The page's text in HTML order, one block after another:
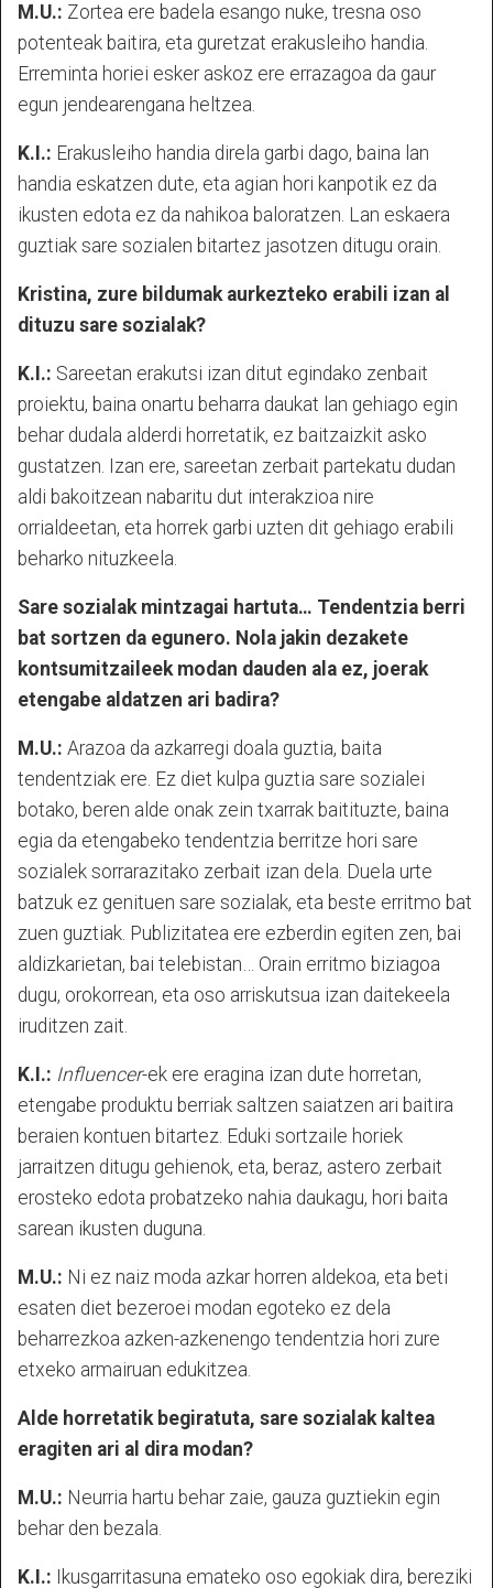
M.U.: Zortea ere badela esango nuke, tresna oso
potenteak baitira, eta guretzat erakusleiho handia.
Erreminta horiei esker askoz ere errazagoa da gaur
egun jendearengana heltzea.
K.I.: Erakusleiho handia direla garbi dago, baina lan
handia eskatzen dute, eta agian hori kanpotik ez da
ikusten edota ez da nahikoa baloratzen. Lan eskaera
guztiak sare sozialen bitartez jasotzen ditugu orain.
Kristina, zure bildumak aurkezteko erabili izan al
dituzu sare sozialak?
K.I.: Sareetan erakutsi izan ditut egindako zenbait
proiektu, baina onartu beharra daukat lan gehiago egin
behar dudala alderdi horretatik, ez baitzaizkit asko
gustatzen. Izan ere, sareetan zerbait partekatu dudan
aldi bakoitzean nabaritu dut interakzioa nire
orrialdeetan, eta horrek garbi uzten dit gehiago erabili
beharko nituzkeela.
Sare sozialak mintzagai hartuta… Tendentzia berri
bat sortzen da egunero. Nola jakin dezakete
kontsumitzaileek modan dauden ala ez, joerak
etengabe aldatzen ari badira?
M.U.: Arazoa da azkarregi doala guztia, baita
tendentziak ere. Ez diet kulpa guztia sare sozialei
botako, beren alde onak zein txarrak baitituzte, baina
egia da etengabeko tendentzia berritze hori sare
sozialek sorrarazitako zerbait izan dela. Duela urte
batzuk ez genituen sare sozialak, eta beste erritmo bat
zuen guztiak. Publizitatea ere ezberdin egiten zen, bai
aldizkarietan, bai telebistan… Orain erritmo biziagoa
dugu, orokorrean, eta oso arriskutsua izan daitekeela
iruditzen zait.
K.I.: Influencer-ek ere eragina izan dute horretan,
etengabe produktu berriak saltzen saiatzen ari baitira
beraien kontuen bitartez. Eduki sortzaile horiek
jarraitzen ditugu gehienok, eta, beraz, astero zerbait
erosteko edota probatzeko nahia daukagu, hori baita
sarean ikusten duguna.
M.U.: Ni ez naiz moda azkar horren aldekoa, eta beti
esaten diet bezeroei modan egoteko ez dela
beharrezkoa azken-azkenengo tendentzia hori zure
etxeko armairuan edukitzea.
Alde horretatik begiratuta, sare sozialak kaltea
eragiten ari al dira modan?
M.U.: Neurria hartu behar zaie, gauza guztiekin egin
behar den bezala.
K.I.: Ikusgarritasuna emateko oso egokiak dira, bereziki